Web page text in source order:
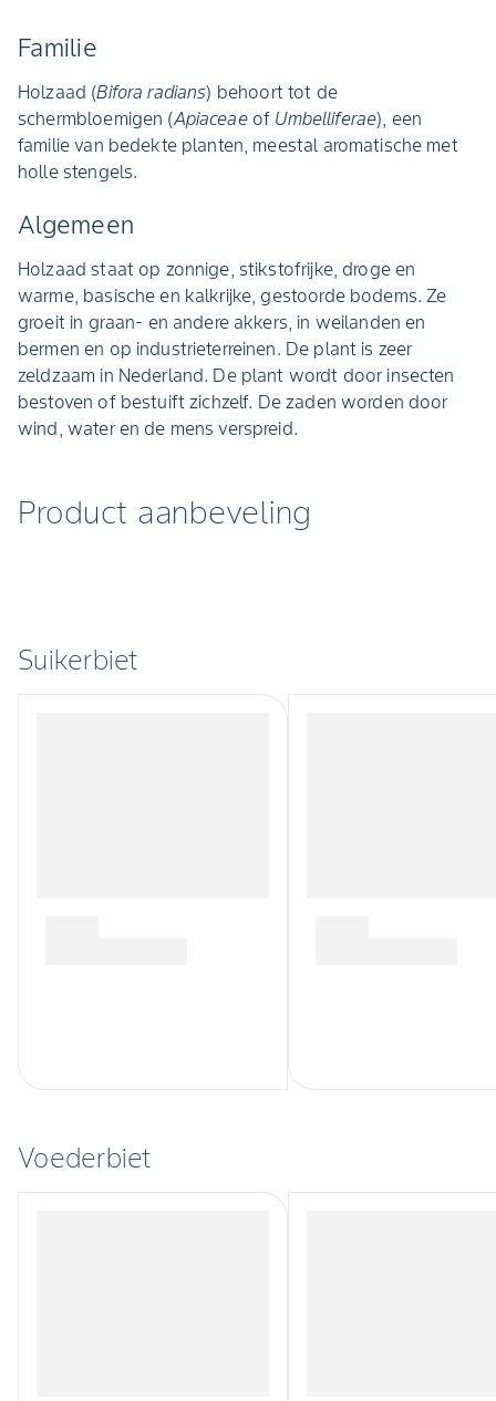
Familie
Holzaad (Bifora radians) behoort tot de
schermbloemigen (Apiaceaeof Umbelliferae), een
familie van bedekte planten, meestal aromatische met
holle stengels.
Algemeen
Holzaad staat op zonnige, stikstofrijke, droge en
warme, basische en kalkrijke, gestoorde bodems. Ze
groeit in graan- en andere akkers, in weilanden en
bermen en op industrieterreinen. De plant is zeer
zeldzaam in Nederland. De plant wordt door insecten
bestoven of bestuift zichzelf. De zaden worden door
wind, water en de mens verspreid.
Product aanbeveling
Suikerbiet
Voederbiet